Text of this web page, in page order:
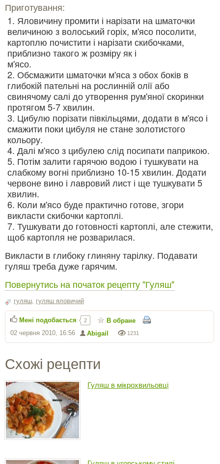
Приготування:
Яловичину промити і нарізати на шматочки
величиною з волоський горіх, м'ясо посолити,
картоплю почистити і нарізати скибочками,
приблизно такого ж розміру як і
м'ясо.
Обсмажити шматочки м'яса з обох боків в
глибокій пательні на рослинній олії або
свинячому салі до утворення рум'яної скоринки
протягом 5-7 хвилин.
Цибулю порізати півкільцями, додати в м'ясо і
смажити поки цибуля не стане золотистого
кольору.
Далі м'ясо з цибулею слід посипати паприкою.
Потім залити гарячою водою і тушкувати на
слабкому вогні приблизно 10-15 хвилин. Додати
червоне вино і лавровий лист і ще тушкувати 5
хвилин.
Коли м'ясо буде практично готове, згори
викласти скибочки картоплі.
Тушкувати до готовності картоплі, але стежити,
щоб картопля не розварилася.
Викласти в глибоку глиняну тарілку. Подавати
гуляш треба дуже гарячим.
Повернутись на початок рецепту "Гуляш"
гуляш, гуляш яловичий
1231
Abigail
02 червня 2010, 16:56
Мені подобається 2 В обране
Схожі рецепти
Гуляш в мікрохвильовці